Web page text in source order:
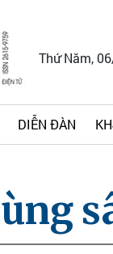
Thứ Năm,
DIỄN ĐÀN